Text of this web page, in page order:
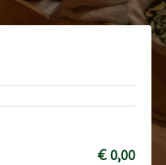
€ 0,00